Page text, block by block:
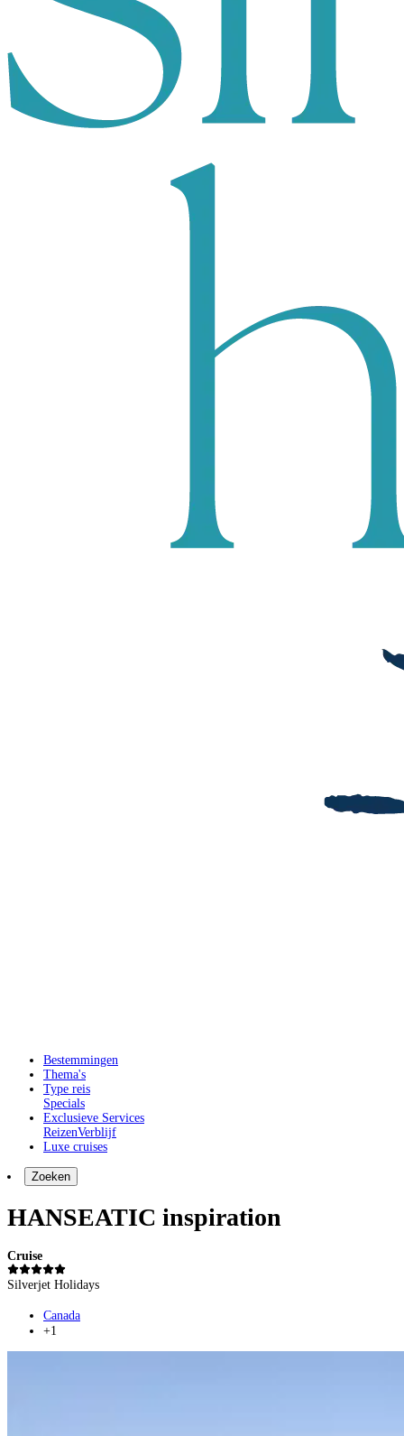
Bestemmingen
Thema's
Type reis
Specials
Exclusieve Services
ReizenVerblijf
Luxe cruises
Zoeken
HANSEATIC inspiration
Cruise
Silverjet Holidays
Canada
+1